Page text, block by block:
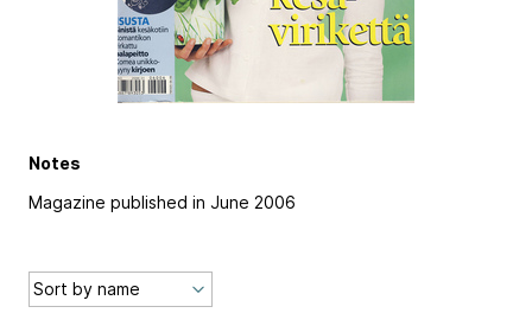
Notes
Magazine published in June 2006